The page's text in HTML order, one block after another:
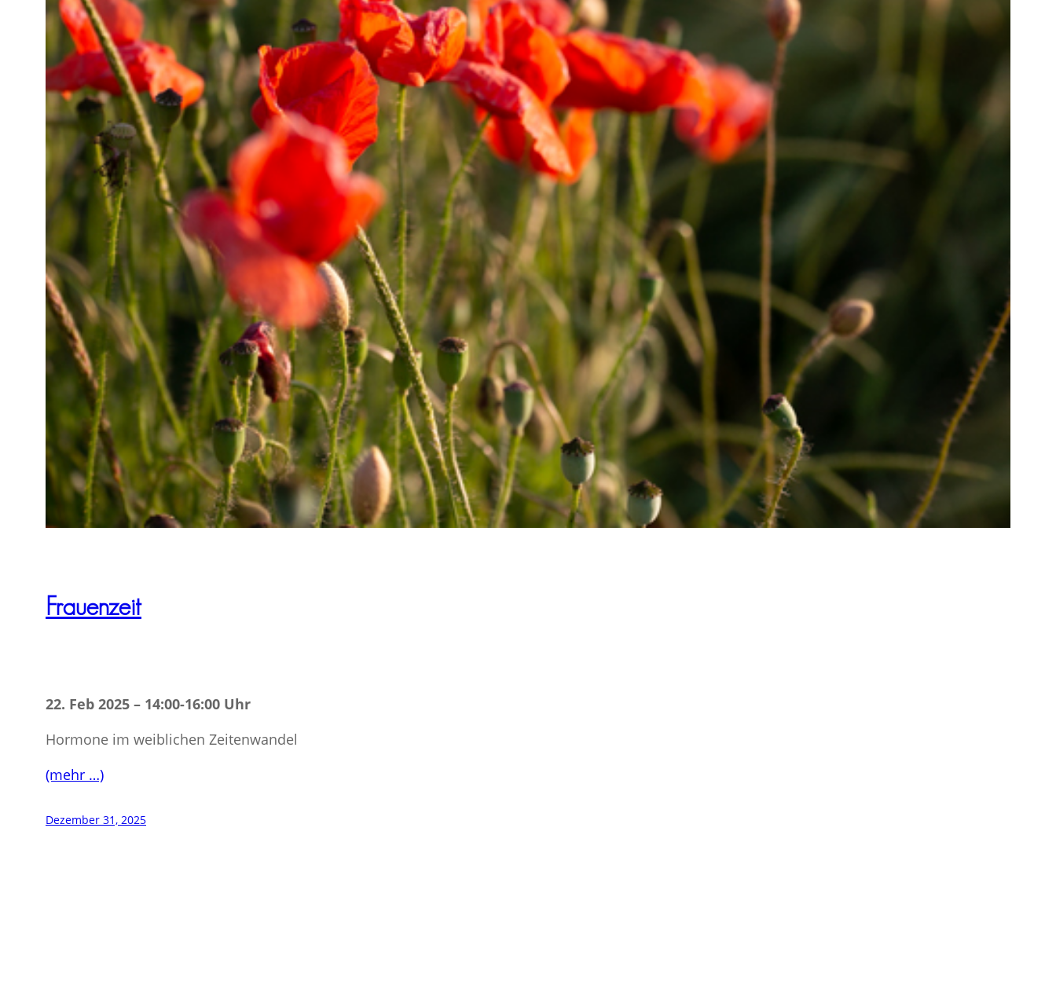
Frauenzeit
22. Feb 2025 – 14:00-16:00 Uhr
Hormone im weiblichen Zeitenwandel
(mehr …)
Dezember 31, 2025